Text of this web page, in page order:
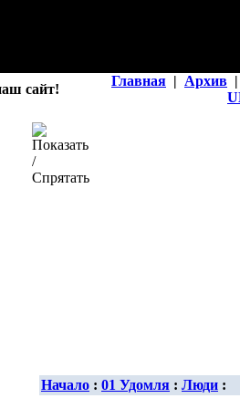
сайт!
Главная | Архив |
Начало : 01 Удомля : Люди :